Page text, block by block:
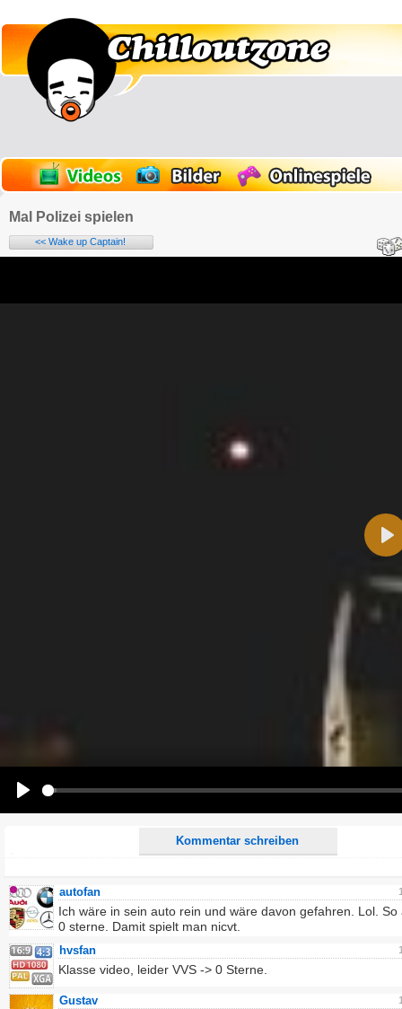
Mal Polizei spielen
<< Wake up Captain!
Kommentar schreiben
Alle HTML-Tags außer <br>, <strike> und <i> werden aus Deinem Kommentar entfernt.
URLs werden automatisch umgewandelt. Bitte verwende "www." oder "http://" in URLs
Ich möchte eine E-Mail, wenn auf dieser Seite weitere Kommentare erscheinen.
autofan
Ich wäre in sein auto rein und wäre davon gefahren. Lol. So
0 sterne. Damit spielt man nicvt.
hvsfan
Klasse video, leider VVS -> 0 Sterne.
Gustav